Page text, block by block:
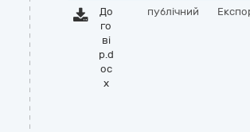
До
го
ві
р.d
oc
x
публічний